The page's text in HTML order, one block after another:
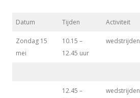
Datum Tijden Activiteit
Zondag 15
mei
10.15 –
12.45 uur
wedstrijden
12.45 –
wedstrijden